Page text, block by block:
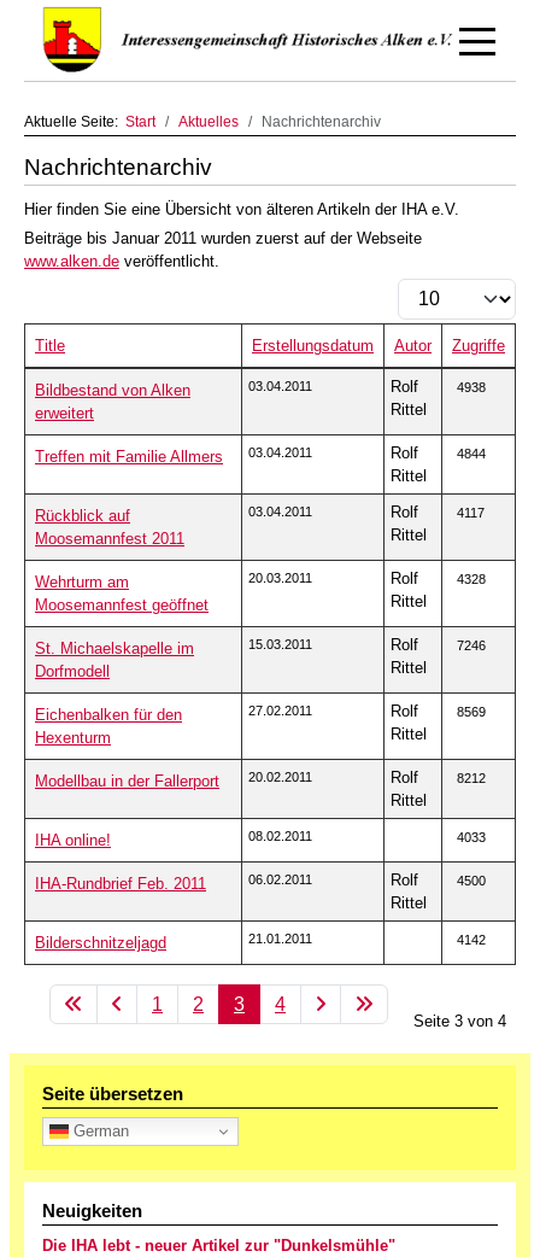
Off-
Aktuelle Seite: Start Aktuelles Nachrichtenarchiv
Nachrichtenarchiv
Hier finden Sie eine Übersicht von älteren Artikeln der IHA e.V.
Beiträge bis Januar 2011 wurden zuerst auf der Webseite
www.alken.de veröffentlicht.
Anzeige #
Title Erstellungsdatum Autor Zugriffe
Bildbestand von Alken
erweitert
03.04.2011
Rolf
Rittel
4938
Treffen mit Familie Allmers 03.04.2011
Rolf
Rittel
4844
Rückblick auf
Moosemannfest 2011
03.04.2011
Rolf
Rittel
4117
Wehrturm am
Moosemannfest geöffnet
20.03.2011
Rolf
Rittel
4328
St. Michaelskapelle im
Dorfmodell
15.03.2011
Rolf
Rittel
7246
Eichenbalken für den
Hexenturm
27.02.2011
Rolf
Rittel
8569
Modellbau in der Fallerport 20.02.2011
Rolf
Rittel
8212
IHA online! 08.02.2011 4033
IHA-Rundbrief Feb. 2011 06.02.2011
Rolf
Rittel
4500
Bilderschnitzeljagd 21.01.2011 4142
Seite 3 von 4
1 2 3 4
Seite übersetzen
German
Neuigkeiten
Die IHA lebt - neuer Artikel zur "Dunkelsmühle"